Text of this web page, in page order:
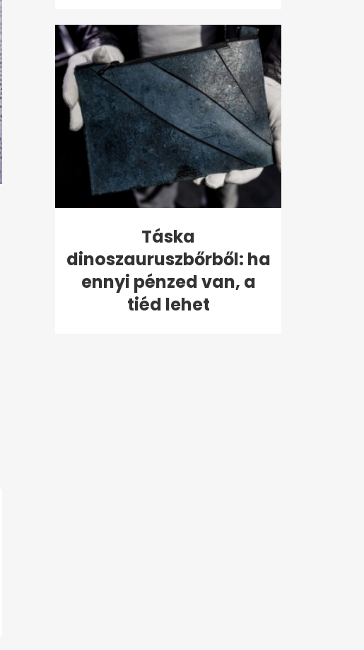
Táska
dinoszauruszbőrből: ha
ennyi pénzed van, a
tiéd lehet